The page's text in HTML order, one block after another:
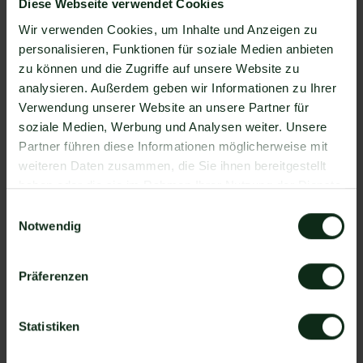
Diese Webseite verwendet Cookies
Wir verwenden Cookies, um Inhalte und Anzeigen zu
personalisieren, Funktionen für soziale Medien anbieten
zu können und die Zugriffe auf unsere Website zu
analysieren. Außerdem geben wir Informationen zu Ihrer
Verwendung unserer Website an unsere Partner für
soziale Medien, Werbung und Analysen weiter. Unsere
Partner führen diese Informationen möglicherweise mit
weiteren Daten zusammen, die Sie ihnen bereitgestellt
haben oder die sie im Rahmen Ihrer Nutzung der Dienste
Notwendig
Präferenzen
Statistiken
Verfügung, die Sie mit WhatsApp verbinden
können. Darunter ist natürlich auch Real Estate
Webmasters !
Da der Einrichtungsprozess der Integration je nach
dem Anbieter der WhatsApp API Schnittstelle
differenziert, gibt es keine allgemein gültige
Anleitung. Wir zeigen Ihnen im Folgenden, wie die
Einrichtung der Integration von Real Estate
Webmasters und WhatsApp mit Mateo funktioniert.
So funktioniert die Integration von Real
Estate Webmasters und WhatsApp
hinzufügen
oder Mateo) als Auslöser hinzufügen